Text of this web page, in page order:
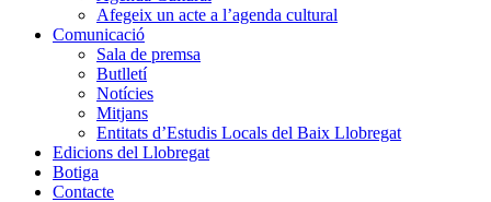
Afegeix un acte a l’agenda cultural
Comunicació
Sala de premsa
Butlletí
Notícies
Mitjans
Entitats d’Estudis Locals del Baix Llobregat
Edicions del Llobregat
Botiga
Contacte